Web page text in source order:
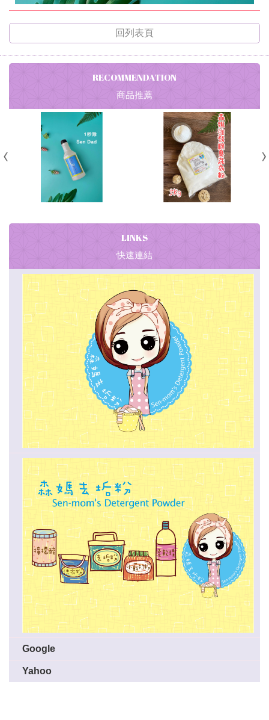
回列表頁
RECOMMENDATION
商品推薦
LINKS
快速連結
Google
Yahoo